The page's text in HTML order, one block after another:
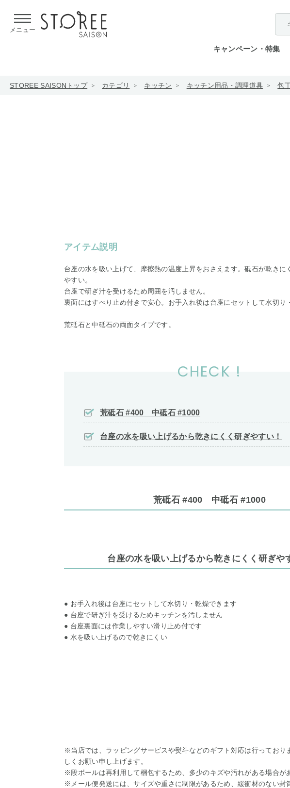
メニュー
キャンペーン・特集
STOREE SAISONトップ カテゴリ キッチン キッチン用品・調理道具 包
アイテム説明
台座の水を吸い上げて、摩擦熱の温度上昇をおさえます。砥石が乾きに
やすい。
台座で研ぎ汁を受けるため周囲を汚しません。
裏面にはすべり止め付きで安心。お手入れ後は台座にセットして水切り
荒砥石と中砥石の両面タイプです。
CHECK !
荒砥石 #400 中砥石 #1000
台座の水を吸い上げるから乾きにくく研ぎやすい！
荒砥石 #400 中砥石 #1000
台座の水を吸い上げるから乾きにくく研ぎや
● お手入れ後は台座にセットして水切り・乾燥できます
● 台座で研ぎ汁を受けるためキッチンを汚しません
● 台座裏面には作業しやすい滑り止め付です
● 水を吸い上げるので乾きにくい
※当店では、ラッピングサービスや熨斗などのギフト対応は行っており
しくお願い申し上げます。
※段ボールは再利用して梱包するため、多少のキズや汚れがある場合が
※メール便発送には、サイズや重さに制限があるため、緩衝材のない封